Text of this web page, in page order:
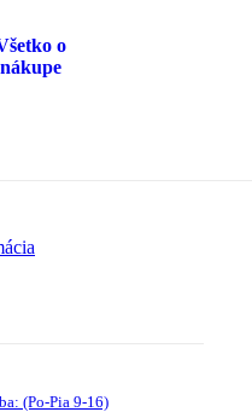
o
nákupe
(Po-Pia 9-16)